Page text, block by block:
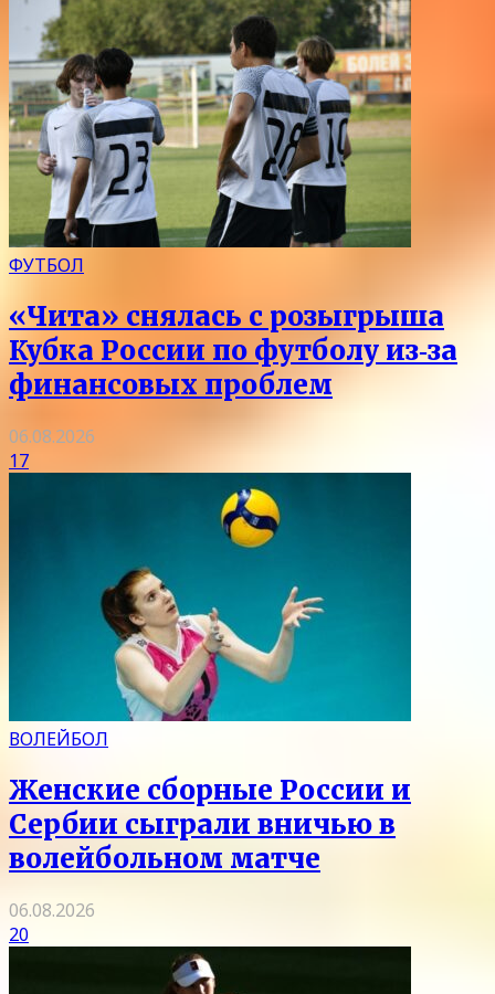
ФУТБОЛ
«Чита» снялась с розыгрыша
Кубка России по футболу из‑за
финансовых проблем
06.08.2026
17
ВОЛЕЙБОЛ
Женские сборные России и
Сербии сыграли вничью в
волейбольном матче
06.08.2026
20